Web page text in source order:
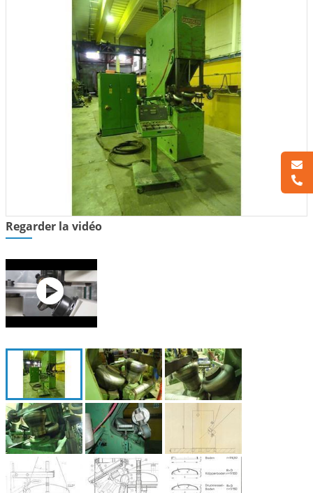
Regarder la vidéo